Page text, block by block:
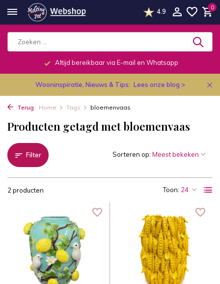
4.9
0
Altijd bereikbaar via E-mail en Whatsapp
Wooninspiratie, Nieuws & Tips: Lees onze blog >
Terug Home Tags bloemenvaas
Producten getagd met bloemenvaas
Filter
2 producten Toon:
Sorteren op: